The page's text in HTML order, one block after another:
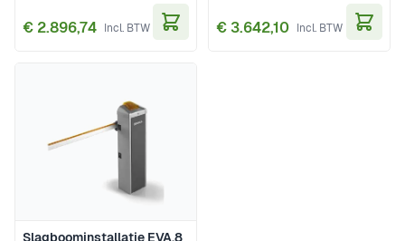
€ 2.896,74 € 3.642,10
Slagboominstallatie EVA.8